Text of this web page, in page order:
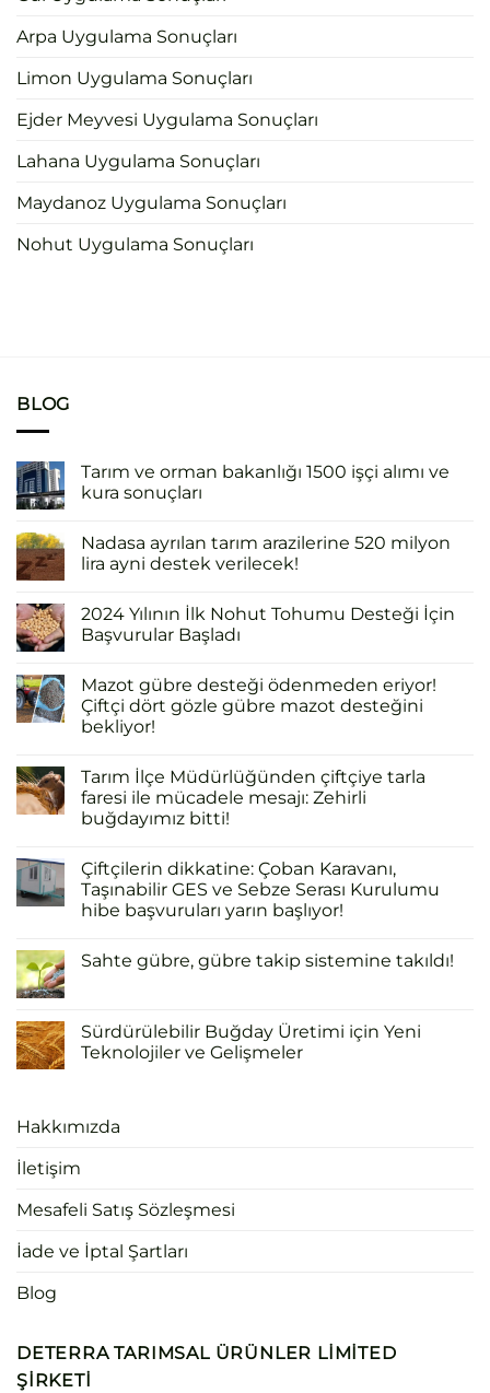
Arpa Uygulama Sonuçları
Limon Uygulama Sonuçları
Ejder Meyvesi Uygulama Sonuçları
Lahana Uygulama Sonuçları
Maydanoz Uygulama Sonuçları
Nohut Uygulama Sonuçları
BLOG
Tarım ve orman bakanlığı 1500 işçi alımı ve
kura sonuçları
Nadasa ayrılan tarım arazilerine 520 milyon
lira ayni destek verilecek!
2024 Yılının İlk Nohut Tohumu Desteği İçin
Başvurular Başladı
Mazot gübre desteği ödenmeden eriyor!
Çiftçi dört gözle gübre mazot desteğini
bekliyor!
Tarım İlçe Müdürlüğünden çiftçiye tarla
faresi ile mücadele mesajı: Zehirli
buğdayımız bitti!
Çiftçilerin dikkatine: Çoban Karavanı,
Taşınabilir GES ve Sebze Serası Kurulumu
hibe başvuruları yarın başlıyor!
Sahte gübre, gübre takip sistemine takıldı!
Sürdürülebilir Buğday Üretimi için Yeni
Teknolojiler ve Gelişmeler
Hakkımızda
İletişim
Mesafeli Satış Sözleşmesi
İade ve İptal Şartları
Blog
DETERRA TARIMSAL ÜRÜNLER LIMITED
ŞIRKETI